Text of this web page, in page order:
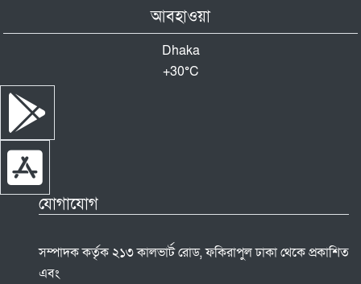
মান্দায় চাঁদা না পেয়ে পুকুরে বিষ প্রয়োগ"প্রায় ৮ লক্ষ
টাকার মাছ নিধনের অভিযোগ
রাণীনগরে গৃহবধূর ঝুলন্ত মরদেহ উদ্ধার
আবহাওয়া
Dhaka
+30°C
যোগাযোগ
সম্পাদক কর্তৃক ২১৩ কালভার্ট রোড, ফকিরাপুল ঢাকা থেকে প্রকাশিত
এবং